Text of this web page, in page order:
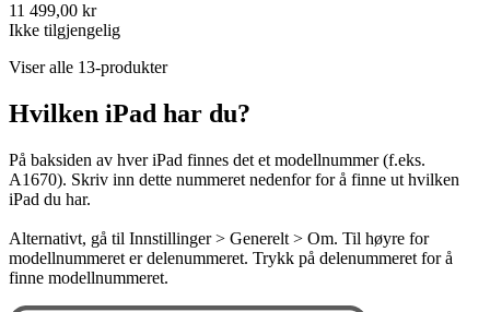
11 499,00 kr
Ikke tilgjengelig
Viser alle 13-produkter
Hvilken iPad har du?
På baksiden av hver iPad finnes det et modellnummer (f.eks.
A1670). Skriv inn dette nummeret nedenfor for å finne ut hvilken
iPad du har.
Alternativt, gå til Innstillinger > Generelt > Om. Til høyre for
modellnummeret er delenummeret. Trykk på delenummeret for å
finne modellnummeret.